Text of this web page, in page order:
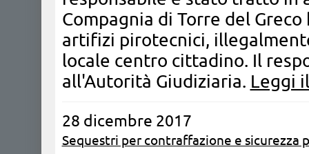
Compagnia di Torre del
artifizi pirotecnici,
locale centro cittadino. Il
all'Autorità Giudiziaria. Leggi
28 dicembre 2017
Sequestri per contraffazione e sicurezza